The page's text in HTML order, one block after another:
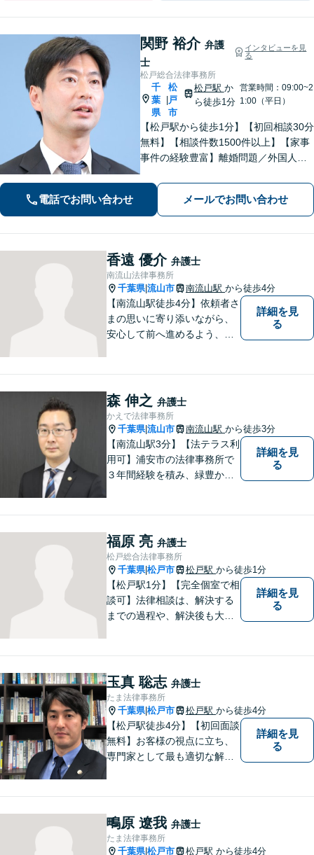
関野 裕介 弁護
士
インタビューを見
る
松戸総合法律事務所
千
葉
県
松
戸
市
松戸駅 か
ら徒歩1分
営業時間：09:00~2
1:00（平日）
【松戸駅から徒歩1分】【初回相談30分
無料】【相談件数1500件以上】【家事
事件の経験豊富】離婚問題／外国人問
頼者に寄り添うスタイルに定評あり。
「解決後の生活から考える」がモット
ー。
電話でお問い合わせ メールでお問い合わせ
香遠 優介 弁護士
南流山法律事務所
千葉県|流山市 南流山駅 から徒歩4分
【南流山駅徒歩4分】依頼者さ
まの思いに寄り添いながら、
安心して前へ進めるよう、全
きる弁護士」を目指していま
す。【地元密着型の事務所】
【近隣駐車場あり】
詳細を見
る
森 伸之 弁護士
かえで法律事務所
千葉県|流山市 南流山駅 から徒歩3分
【南流山駅3分】【法テラス利
用可】浦安市の法律事務所で
３年間経験を積み、緑豊かな
一人一人に寄り添い、信頼関
係を築きながら最善の解決策
をご提供いたします。
詳細を見
る
福原 亮 弁護士
松戸総合法律事務所
千葉県|松戸市 松戸駅 から徒歩1分
【松戸駅1分】【完全個室で相
談可】法律相談は、解決する
までの過程や、解決後も大切
相談30分無料、オンライン面
談、事前の予約で土日の面談
にも対応しております。
詳細を見
る
玉真 聡志 弁護士
たま法律事務所
千葉県|松戸市 松戸駅 から徒歩4分
【松戸駅徒歩4分】【初回面談
無料】お客様の視点に立ち、
専門家として最も適切な解決
対応。【夜間／休日対応可
能】お客様に寄り添い、スピ
ーディーな解決策を実行しま
詳細を見
る
鴫原 遼我 弁護士
たま法律事務所
千葉県|松戸市 松戸駅 から徒歩4分